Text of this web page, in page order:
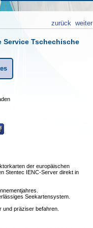
weiter
zurück
Service Tschechische
der europäischen
Stentec IENC-Server direkt in
Seekartensystem.
präziser befahren.